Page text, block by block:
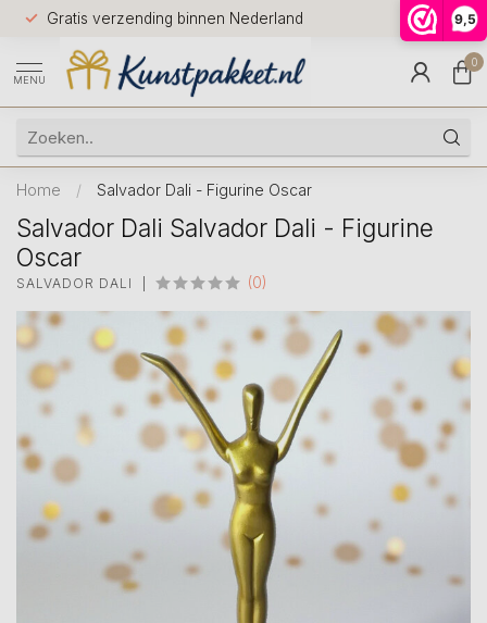
9,5
Gratis verzending binnen Nederland
Voor
huis
9.5
MENU
0
Home / Salvador Dali - Figurine Oscar
Salvador Dali Salvador Dali - Figurine
Oscar
SALVADOR DALI (0)